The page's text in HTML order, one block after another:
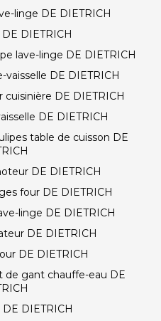
linge DE DIETRICH
DIETRICH
lave-linge DE DIETRICH
vaisselle DE DIETRICH
DE DIETRICH
DE DIETRICH
table de cuisson DE
DE DIETRICH
four DE DIETRICH
linge DE DIETRICH
DE DIETRICH
DE DIETRICH
de gant chauffe-eau DE
DIETRICH